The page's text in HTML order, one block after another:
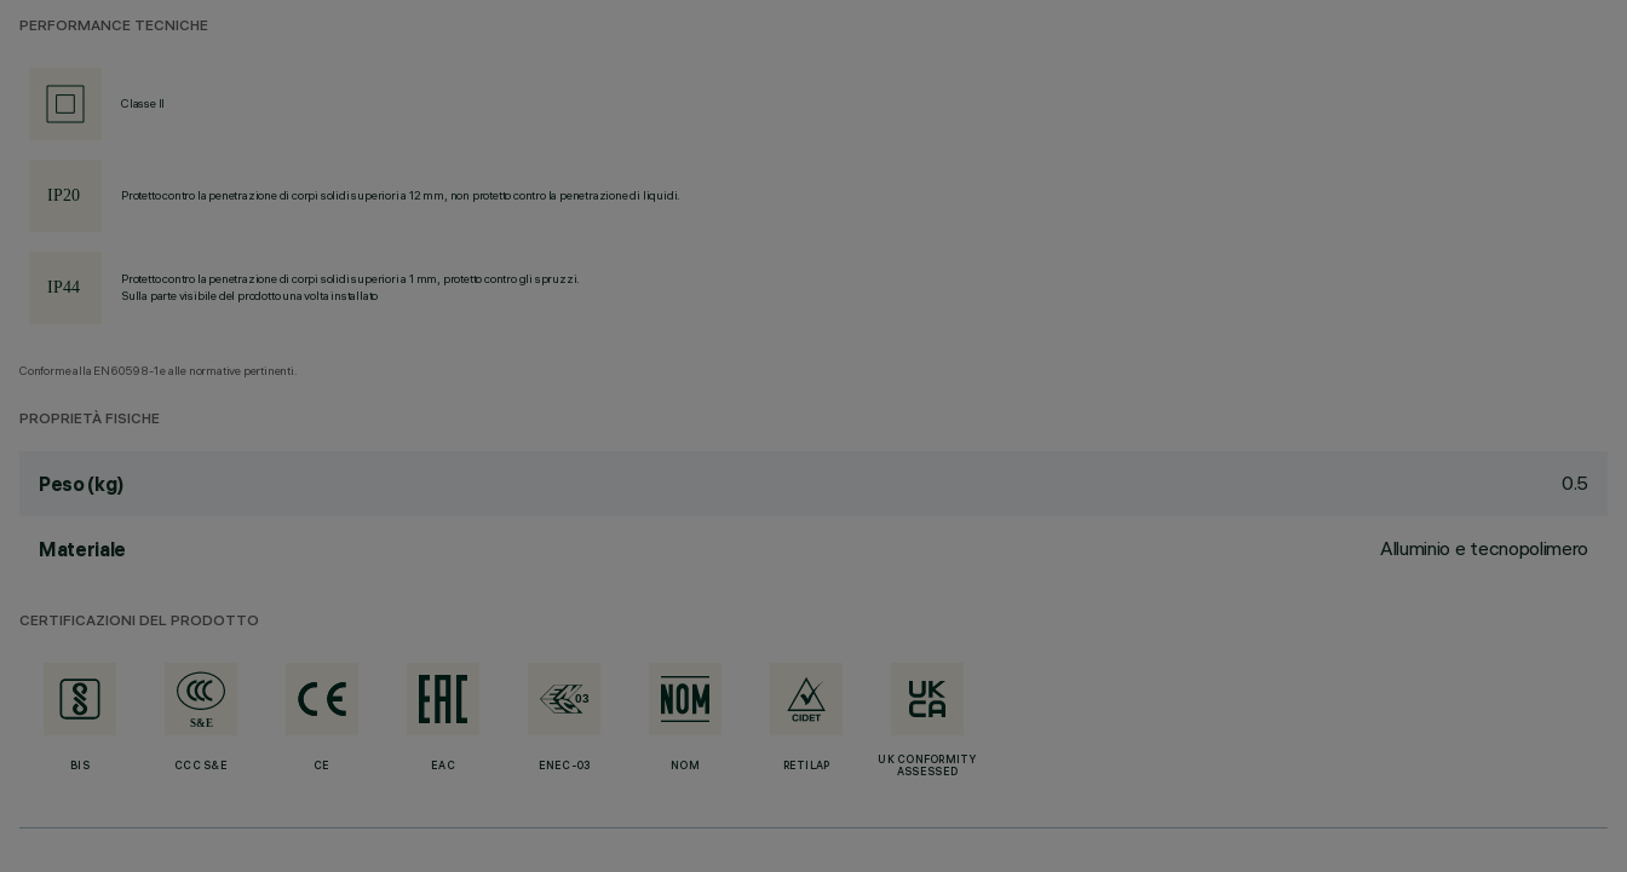
PERFORMANCE TECNICHE
Classe II
Protetto contro la penetrazione di corpi solidi superiori a 12 mm, non protetto contro la penetrazione di liquidi.
Protetto contro la penetrazione di corpi solidi superiori a 1 mm, protetto contro gli spruzzi.
Sulla parte visibile del prodotto una volta installato
Conforme alla EN60598-1 e alle normative pertinenti.
PROPRIETÀ FISICHE
Peso (kg) 0.5
Materiale Alluminio e tecnopolimero
CERTIFICAZIONI DEL PRODOTTO
BIS CCC S&E CE EAC ENEC-03 NOM RETILAP
UK CONFORMITY
ASSESSED